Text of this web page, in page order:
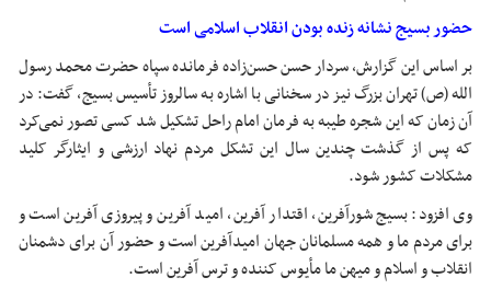
حضور بسیج نشانه زنده بودن انقلاب اسلامی است
بر اساس این گزارش، سردار حسن حسن‌زاده فرمانده سپاه حضرت محمد رسول
الله (ص) تهران بزرگ نیز در سخنانی با اشاره به سالروز تأسیس بسیج، گفت: در
آن زمان که این شجره طیبه به فرمان امام راحل تشکیل شد کسی تصور نمی‌کرد
که پس از گذشت چندین سال این تشکل مردم نهاد ارزشی و ایثارگر کلید
مشکلات کشور شود.
وی افزود: بسیج شورآفرین، اقتدار آفرین، امید آفرین و پیروزی آفرین است و
برای مردم ما و همه مسلمانان جهان امیدآفرین است و حضور آن برای دشمنان
انقلاب و اسلام و میهن ما مأیوس کننده و ترس آفرین است.